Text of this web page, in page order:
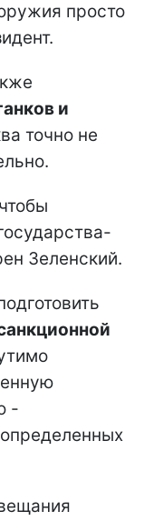
просто
и
точно не
Зеленский.
-